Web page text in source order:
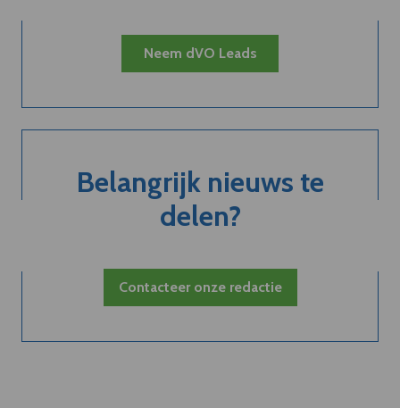
Neem dVO Leads
Belangrijk nieuws te
delen?
Contacteer onze redactie